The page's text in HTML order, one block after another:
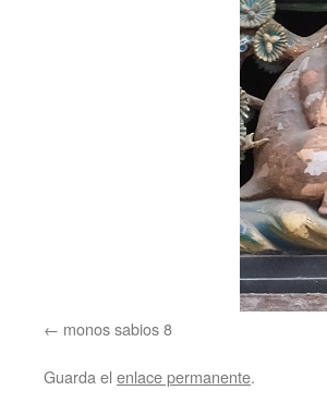
monos sabios 8
Guarda el enlace permanente.